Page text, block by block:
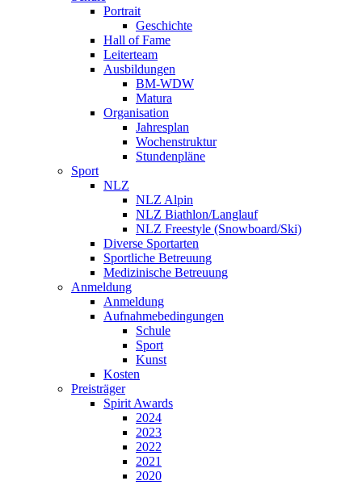
Portrait
Geschichte
Hall of Fame
Leiterteam
Ausbildungen
BM-WDW
Matura
Organisation
Jahresplan
Wochenstruktur
Stundenpläne
Sport
NLZ
NLZ Alpin
NLZ Biathlon/Langlauf
NLZ Freestyle (Snowboard/Ski)
Diverse Sportarten
Sportliche Betreuung
Medizinische Betreuung
Anmeldung
Anmeldung
Aufnahmebedingungen
Schule
Sport
Kunst
Kosten
Preisträger
Spirit Awards
2024
2023
2022
2021
2020